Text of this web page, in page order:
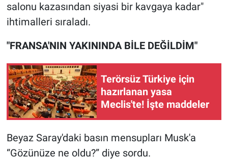
salonu kazasından siyasi bir kavgaya kadar"
ihtimalleri sıraladı.
"FRANSA'NIN YAKININDA BİLE DEĞİLDİM"
Terörsüz Türkiye için
hazırlanan yasa
Meclis'te! İşte maddeler
Beyaz Saray'daki basın mensupları Musk'a
“Gözünüze ne oldu?” diye sordu.
Koronavirüs
Kültür Sanat
Ne demişti
Nedir
Popüler
Programlar